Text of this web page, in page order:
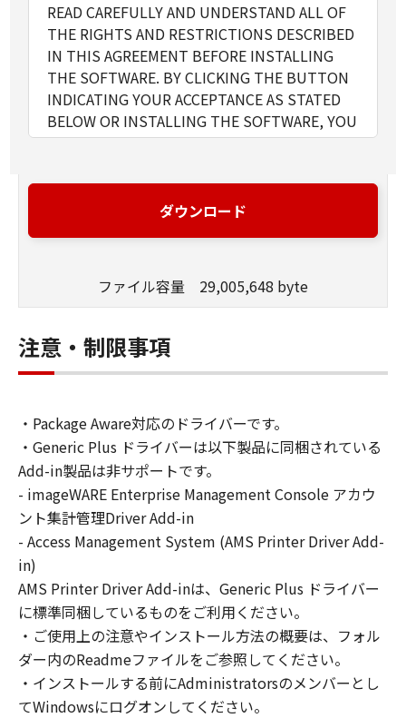
READ CAREFULLY AND UNDERSTAND ALL OF
THE RIGHTS AND RESTRICTIONS DESCRIBED
IN THIS AGREEMENT BEFORE INSTALLING
THE SOFTWARE. BY CLICKING THE BUTTON
INDICATING YOUR ACCEPTANCE AS STATED
BELOW OR INSTALLING THE SOFTWARE, YOU
AGREE TO BE BOUND BY THE TERMS AND
DO NOT AGREE TO THE FOLLOWING TERMS
AND CONDITIONS OF THIS AGREEMENT, DO
1. GRANT OF LICENSE
exclusive license to use ("use" as used herein
shall include storing, loading, installing,
accessing, executing or displaying) the
only on computers directly or via network
connected to the Products (the "Designated
Computer").
You may allow other users of other
computers connected to your Designated
Computer to use the SOFTWARE, provided
that you must assure that all such users shall
abide by the terms of this Agreement and
shall be subject to restrictions and
obligations borne by you hereunder.
You may make one copy of the SOFTWARE
solely for a back-up purpose.
ダウンロード
ファイル容量 29,005,648 byte
注意・制限事項
・Package Aware対応のドライバーです。
・Generic Plus ドライバーは以下製品に同梱されている
Add-in製品は非サポートです。
- imageWARE Enterprise Management Console アカウ
ント集計管理Driver Add-in
- Access Management System (AMS Printer Driver Add-
in)
AMS Printer Driver Add-inは、Generic Plus ドライバー
に標準同梱しているものをご利用ください。
・ご使用上の注意やインストール方法の概要は、フォル
ダー内のReadmeファイルをご参照してください。
・インストールする前にAdministratorsのメンバーとし
てWindowsにログオンしてください。